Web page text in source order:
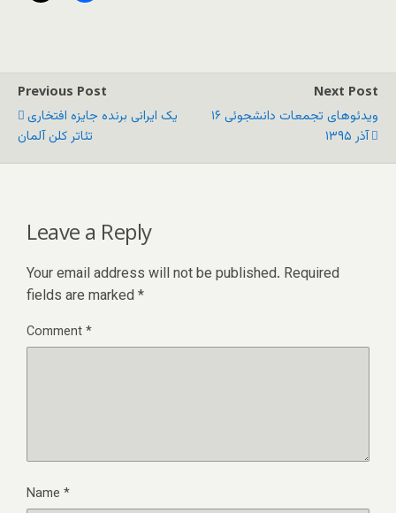
Previous Post
یک ایرانی برنده جایزه افتخاری
تئاتر کلن آلمان
Next Post
ویدئوهای تجمعات دانشجوئی ۱۶
آذر ۱۳۹۵
Leave a Reply
Your email address will not be published. Required
fields are marked *
Comment*
Name *